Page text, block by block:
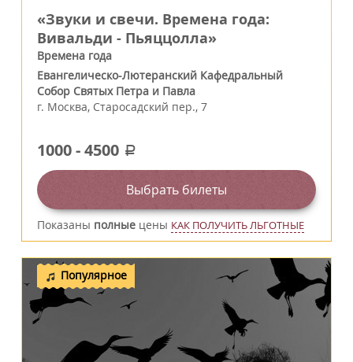
«Звуки и свечи. Времена года:
Вивальди - Пьяццолла»
Времена года
Евангелическо-Лютеранский Кафедральный
Собор Святых Петра и Павла
г. Москва, Старосадский пер., 7
1000-4500 a
Выбрать билеты
Показаны полные цены КАК ПОЛУЧИТЬ ЛЬГОТНЫЕ
Популярное